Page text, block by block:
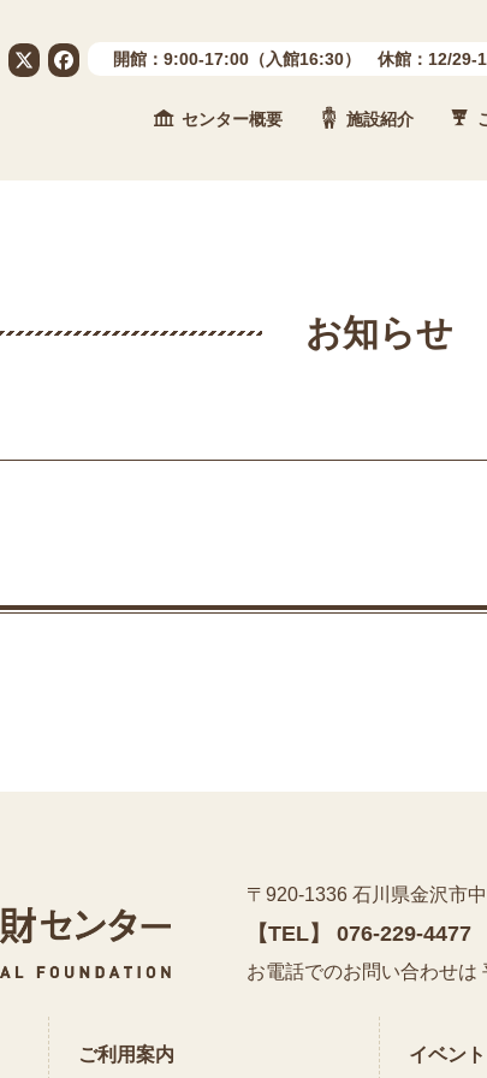
公益財団法人 石川県埋蔵文化財センター
開館：9:00-17:00（入館16:30） 休館：12/29-
センター概要 施設紹介
お知らせ
公益財団法人 石川県埋蔵文化財セ
〒920-1336 石川県金沢市
【TEL】 076-229-4477
お電話でのお問い合わせは
ご利用案内 イベン